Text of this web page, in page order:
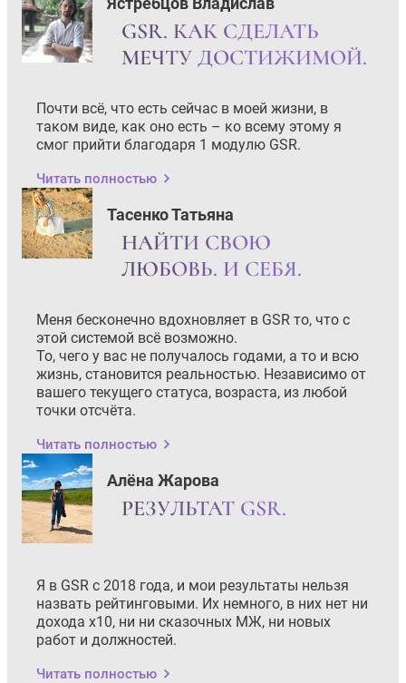
GSR. КАК СДЕЛАТЬ
МЕЧТУ ДОСТИЖИМОЙ.
Почти всё, что есть сейчас в моей жизни, в
таком виде, как оно есть – ко всему этому я
смог прийти благодаря 1 модулю GSR.
Читать полностью
Тасенко Татьяна
НАЙТИ СВОЮ
ЛЮБОВЬ. И СЕБЯ.
Меня бесконечно вдохновляет в GSR то, что с
этой системой всё возможно.
То, чего у вас не получалось годами, а то и всю
жизнь, становится реальностью. Независимо от
вашего текущего статуса, возраста, из любой
точки отсчёта.
Читать полностью
Алёна Жарова
РЕЗУЛЬТАТ GSR.
Я в GSR с 2018 года, и мои результаты нельзя
назвать рейтинговыми. Их немного, в них нет ни
дохода х10, ни ни сказочных МЖ, ни новых
работ и должностей.
Читать полностью